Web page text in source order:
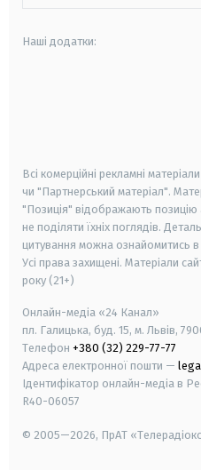
Наші додатки:
Всі комерційні рекламні
чи "Партнерський матеріал".
"Позиція" відображають позицію
не поділяти їхніх поглядів.
цитування можна ознайомитись
Усі права захищені. Матеріали
року (21+)
Онлайн-медіа «24 Канал»
пл. Галицька, буд. 15, м. Львів,
Телефон +380 (32) 229-77-77
Адреса електронної пошти —
Ідентифікатор онлайн-медіа в
R40-06057
© 2005—2026, ПрАТ